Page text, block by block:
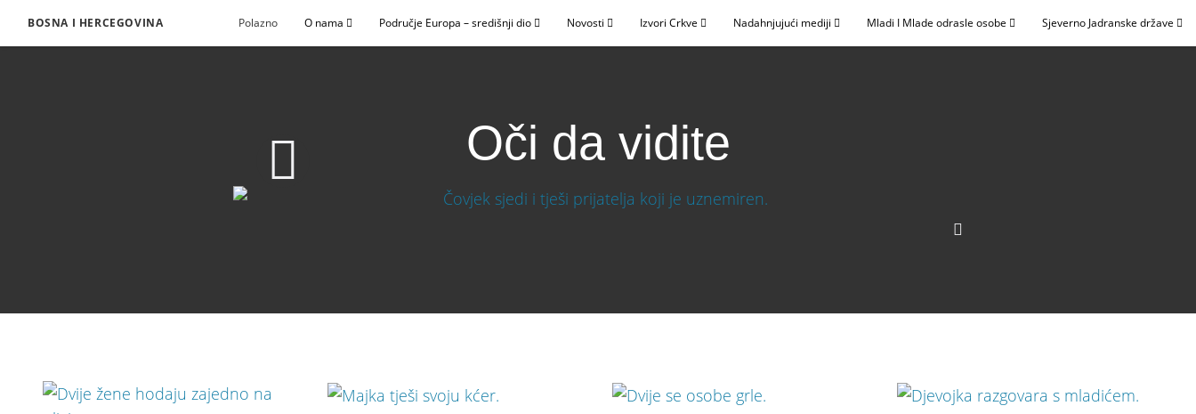
BOSNA I HERCEGOVINA Polazno O nama Područje Europa – središnji dio Novosti Izvori Crkve Nadahnjujući mediji Mladi I Mlade odrasle osobe Sjeverno Jadranske države
Oči da vidite